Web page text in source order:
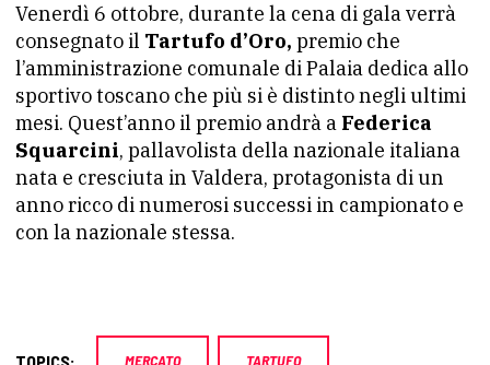
Venerdì 6 ottobre, durante la cena di gala verrà
consegnato il Tartufo d’Oro, premio che
l’amministrazione comunale di Palaia dedica allo
sportivo toscano che più si è distinto negli ultimi
mesi. Quest’anno il premio andrà a Federica
Squarcini, pallavolista della nazionale italiana
nata e cresciuta in Valdera, protagonista di un
anno ricco di numerosi successi in campionato e
con la nazionale stessa.
MERCATO TARTUFO